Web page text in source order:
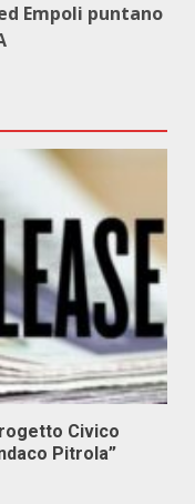
Empoli puntano
Civico
Pitrola”